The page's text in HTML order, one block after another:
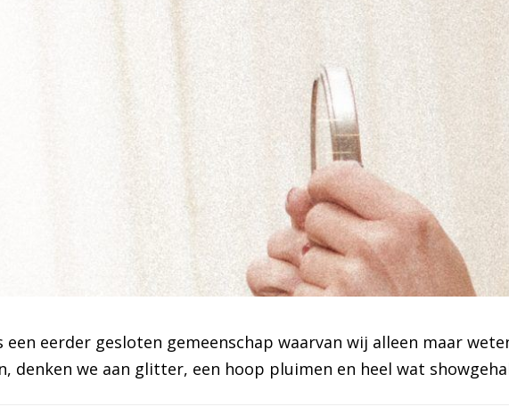
een eerder gesloten gemeenschap waarvan wij alleen maar
denken we aan glitter, een hoop pluimen en heel wat